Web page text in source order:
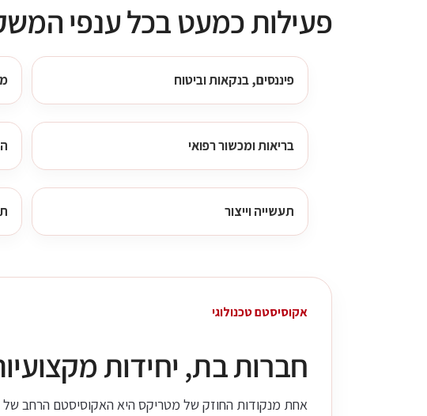
פעילות כמעט בכל ענפי
פיננסים, בנקאות וביטוח
בריאות ומכשור רפואי
תעשייה וייצור
אקוסיסטם טכנולוגי
חברות בת, יחידות
אחת מנקודות החוזק של מטריקס היא האקוסיסטם הרחב של